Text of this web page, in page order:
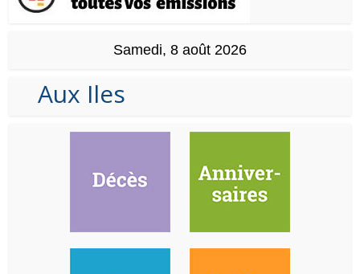
Samedi, 8 août 2026
Aux Iles